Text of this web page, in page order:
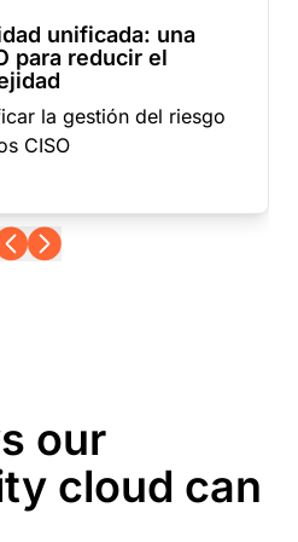
unificada: una
para reducir el
la gestión del riesgo
CISO
our
cloud can